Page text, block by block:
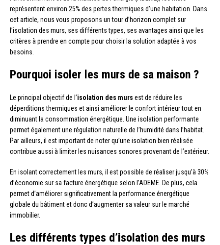
représentent environ 25% des pertes thermiques d’une habitation. Dans
cet article, nous vous proposons un tour d’horizon complet sur
l’isolation des murs, ses différents types, ses avantages ainsi que les
critères à prendre en compte pour choisir la solution adaptée à vos
besoins.
Pourquoi isoler les murs de sa maison ?
Le principal objectif de l’isolation des murs est de réduire les
déperditions thermiques et ainsi améliorer le confort intérieur tout en
diminuant la consommation énergétique. Une isolation performante
permet également une régulation naturelle de l’humidité dans l’habitat.
Par ailleurs, il est important de noter qu’une isolation bien réalisée
contribue aussi à limiter les nuisances sonores provenant de l’extérieur.
En isolant correctement les murs, il est possible de réaliser jusqu’à 30%
d’économie sur sa facture énergétique selon l’ADEME. De plus, cela
permet d’améliorer significativement la performance énergétique
globale du bâtiment et donc d’augmenter sa valeur sur le marché
immobilier.
Les différents types d’isolation des murs